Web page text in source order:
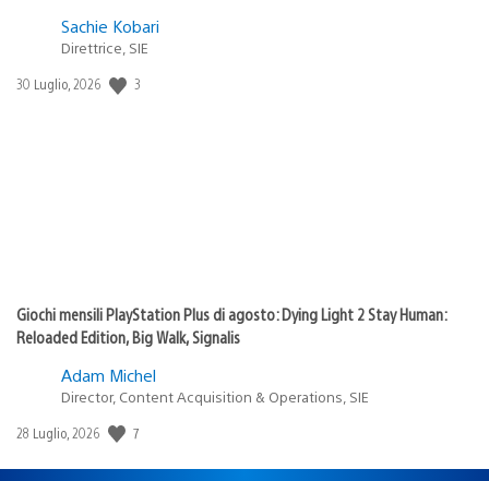
Sachie Kobari
Direttrice, SIE
Data
30 Luglio, 2026 3
Giochi mensili PlayStation Plus di agosto: Dying Light 2 Stay Human:
Reloaded Edition, Big Walk, Signalis
Adam Michel
Director, Content Acquisition & Operations, SIE
Data
pubblicazione:
28 Luglio, 2026 7